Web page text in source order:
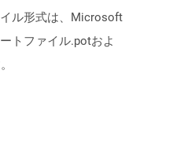
ル形式は、Microsoft
トファイル.potおよ